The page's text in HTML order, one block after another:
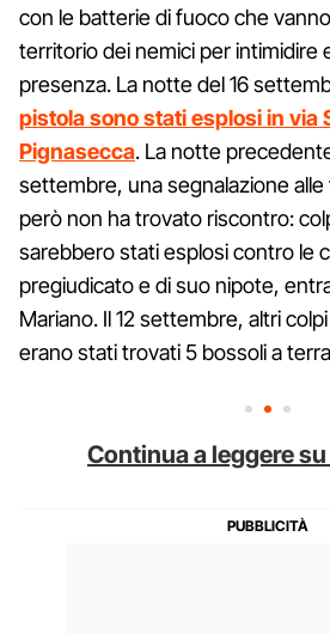
con le batterie di fuoco che
territorio dei nemici per intimidire
presenza. La notte del 16
pistola sono stati esplosi in via
Pignasecca. La notte
settembre, una segnalazione
però non ha trovato riscontro:
sarebbero stati esplosi contro le
pregiudicato e di suo nipote,
Mariano. Il 12 settembre, altri
erano stati trovati 5 bossoli a
Continua a leggere